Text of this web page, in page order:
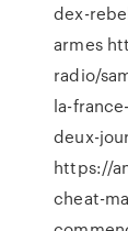
dex-
armes
radio/
la-
deux-
https://
cheat-